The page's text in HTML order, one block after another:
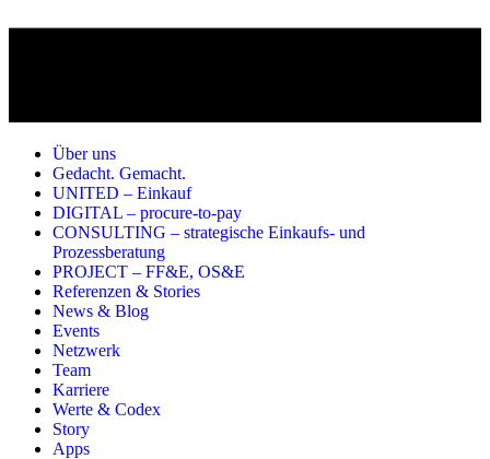
Über uns
Gedacht. Gemacht.
UNITED – Einkauf
DIGITAL – procure-to-pay
CONSULTING – strategische Einkaufs- und
Prozessberatung
PROJECT – FF&E, OS&E
Referenzen & Stories
News & Blog
Events
Netzwerk
Team
Karriere
Werte & Codex
Story
Apps